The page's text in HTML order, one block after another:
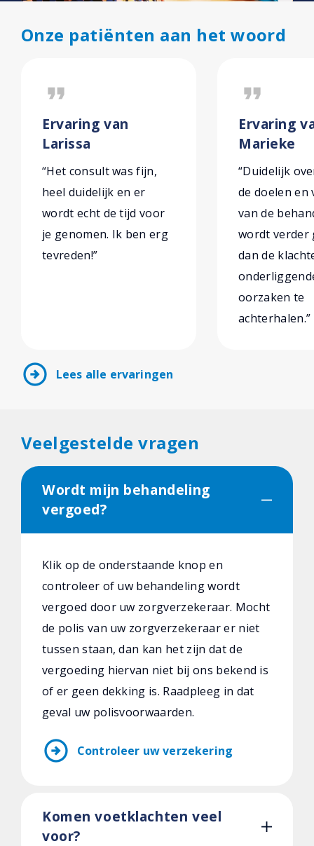
Onze patiënten aan het woord
format_quote
Ervaring van
Larissa
“Het consult was fijn,
heel duidelijk en er
wordt echt de tijd voor
je genomen. Ik ben erg
tevreden!”
format_quote
Ervaring
Marieke
“Duidelijk
de doelen
van de
wordt verder
dan de
oorzaken te
achterhalen.”
arrow_circle_right Lees alle ervaringen
Veelgestelde vragen
Wordt mijn behandeling
vergoed?
Klik op de onderstaande knop en
controleer of uw behandeling wordt
vergoed door uw zorgverzekeraar. Mocht
de polis van uw zorgverzekeraar er niet
tussen staan, dan kan het zijn dat de
vergoeding hiervan niet bij ons bekend is
of er geen dekking is. Raadpleeg in dat
geval uw polisvoorwaarden.
arrow_circle_right Controleer uw verzekering
Komen voetklachten veel
voor?